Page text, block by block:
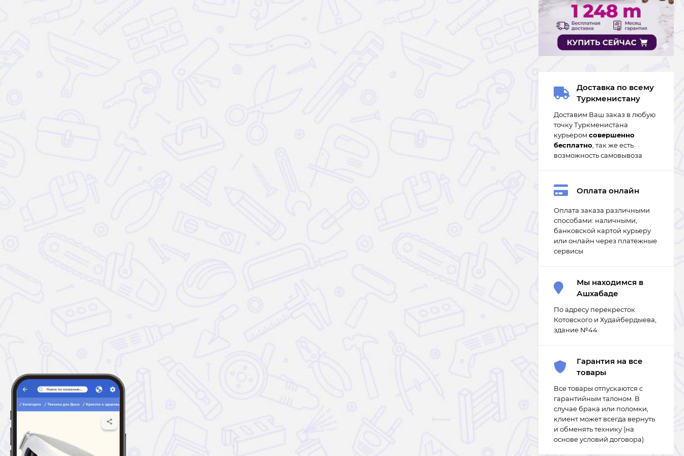
Доставка по всему
Туркменистану
Доставим Ваш заказ в любую
точку Туркменистана
курьером совершенно
бесплатно , так же есть
возможность самовывоза
Оплата онлайн
Оплата заказа различными
способами: наличными,
банковской картой курьеру
или онлайн через платежные
сервисы
Мы находимся в
Ашхабаде
По адресу перекресток
Котовского и Худайбердыева,
здание №44
Гарантия на все
товары
Все товары отпускаются с
гарантийным талоном. В
случае брака или поломки,
клиент может всегда вернуть
и обменять технику (на
основе условий договора)